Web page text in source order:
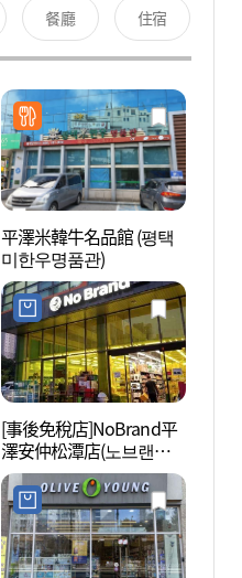
餐廳 住宿
平澤米韓牛名品館 (평택
미한우명품관)
[事後免稅店]NoBrand平
澤安仲松潭店(노브랜드
평택안중송담점)